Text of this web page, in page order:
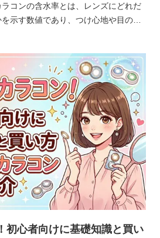
コンの含水率とは、レンズにどれだ
示す数値であり、つけ心地や目の乾
初心者向けに基礎知識と買い